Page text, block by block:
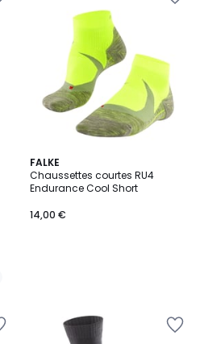
FALKE
Chaussettes courtes RU4
Endurance Cool Short
14,00 €